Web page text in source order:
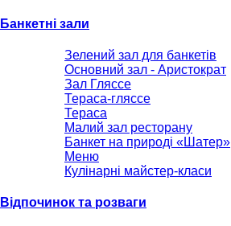
Банкетні зали
Зелений зал для банкетів
Основний зал - Аристократ
Зал Гляссе
Тераса-гляссе
Тераса
Малий зал ресторану
Банкет на природі «Шатер»
Меню
Кулінарні майстер-класи
Відпочинок та розваги